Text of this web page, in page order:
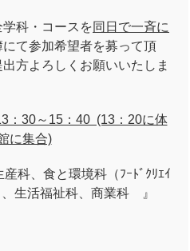
科・コースを同日で一斉に
て参加希望者を募って頂
方よろしくお願いいたしま
：30～15：40 (13：20に体
に集合)
科、食と環境科（ﾌｰﾄﾞｸﾘｴｲ
、生活福祉科、商業科 』